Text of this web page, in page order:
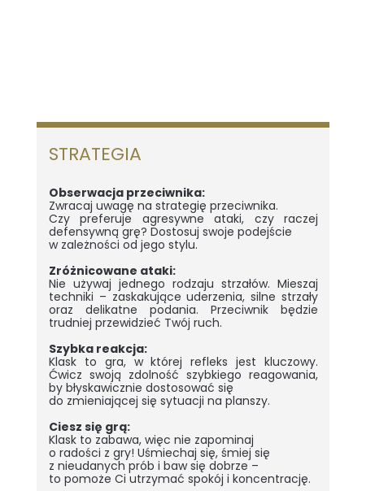
STRATEGIA
Obserwacja przeciwnika:
Zwracaj uwagę na strategię przeciwnika.
Czy preferuje agresywne ataki, czy raczej
defensywną grę? Dostosuj swoje podejście
w zależności od jego stylu.
Zróżnicowane ataki:
Nie używaj jednego rodzaju strzałów. Mieszaj
techniki – zaskakujące uderzenia, silne strzały
oraz delikatne podania. Przeciwnik będzie
trudniej przewidzieć Twój ruch.
Szybka reakcja:
Klask to gra, w której refleks jest kluczowy.
Ćwicz swoją zdolność szybkiego reagowania,
by błyskawicznie dostosować się
do zmieniającej się sytuacji na planszy.
Ciesz się grą:
Klask to zabawa, więc nie zapominaj
o radości z gry! Uśmiechaj się, śmiej się
z nieudanych prób i baw się dobrze –
to pomoże Ci utrzymać spokój i koncentrację.